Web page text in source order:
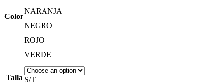
Color
NARANJA
NEGRO
ROJO
VERDE
Talla S/T